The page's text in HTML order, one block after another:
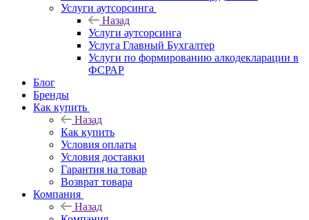
Услуги аутсорсинга
Назад
Услуги аутсорсинга
Услуга Главный Бухгалтер
Услуги по формированию алкодекларации в
ФСРАР
Блог
Бренды
Как купить
Назад
Как купить
Условия оплаты
Условия доставки
Гарантия на товар
Возврат товара
Компания
Назад